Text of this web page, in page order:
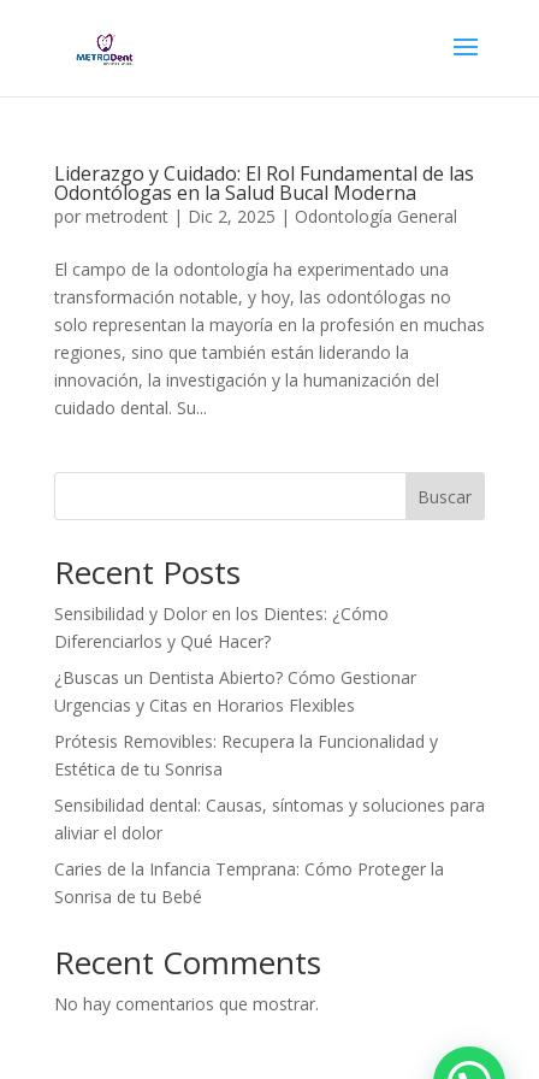
Liderazgo y Cuidado: El Rol Fundamental de las
Odontólogas en la Salud Bucal Moderna
por metrodent| Dic 2, 2025 | Odontología General
El campo de la odontología ha experimentado una
transformación notable, y hoy, las odontólogas no
solo representan la mayoría en la profesión en muchas
regiones, sino que también están liderando la
innovación, la investigación y la humanización del
cuidado dental. Su...
Buscar
Recent Posts
Sensibilidad y Dolor en los Dientes: ¿Cómo
Diferenciarlos y Qué Hacer?
¿Buscas un Dentista Abierto? Cómo Gestionar
Urgencias y Citas en Horarios Flexibles
Prótesis Removibles: Recupera la Funcionalidad y
Estética de tu Sonrisa
Sensibilidad dental: Causas, síntomas y soluciones para
aliviar el dolor
Caries de la Infancia Temprana: Cómo Proteger la
Sonrisa de tu Bebé
Recent Comments
No hay comentarios que mostrar.